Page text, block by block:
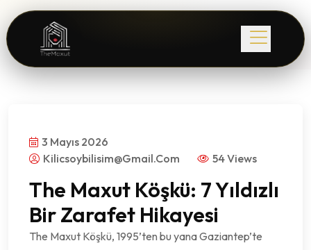
3 Mayıs 2026
Kilicsoybilisim@gmail.com
54 Views
The Maxut Köşkü: 7 Yıldızlı
Bir Zarafet Hikayesi
The Maxut Köşkü, 1995’ten bu yana Gaziantep’te